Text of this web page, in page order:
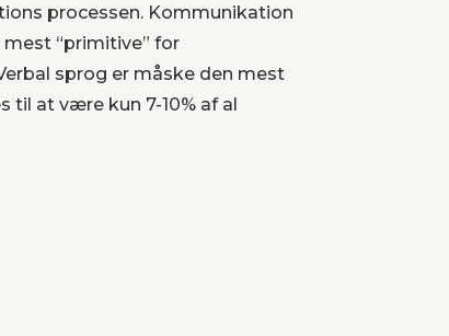
processen. Kommunikation
“primitive” for
sprog er måske den mest
at være kun 7-10% af al